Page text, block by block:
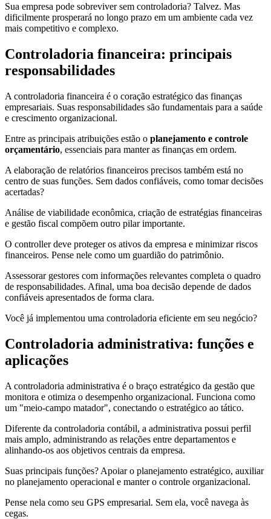
Sua empresa pode sobreviver sem controladoria? Talvez. Mas
dificilmente prosperará no longo prazo em um ambiente cada vez
mais competitivo e complexo.
Controladoria financeira: principais
responsabilidades
A controladoria financeira é o coração estratégico das finanças
empresariais. Suas responsabilidades são fundamentais para a saúde
e crescimento organizacional.
Entre as principais atribuições estão o planejamento e controle
orçamentário, essenciais para manter as finanças em ordem.
A elaboração de relatórios financeiros precisos também está no
centro de suas funções. Sem dados confiáveis, como tomar decisões
acertadas?
Análise de viabilidade econômica, criação de estratégias financeiras
e gestão fiscal compõem outro pilar importante.
O controller deve proteger os ativos da empresa e minimizar riscos
financeiros. Pense nele como um guardião do patrimônio.
Assessorar gestores com informações relevantes completa o quadro
de responsabilidades. Afinal, uma boa decisão depende de dados
confiáveis apresentados de forma clara.
Você já implementou uma controladoria eficiente em seu negócio?
Controladoria administrativa: funções e
aplicações
A controladoria administrativa é o braço estratégico da gestão que
monitora e otimiza o desempenho organizacional. Funciona como
um "meio-campo matador", conectando o estratégico ao tático.
Diferente da controladoria contábil, a administrativa possui perfil
mais amplo, administrando as relações entre departamentos e
alinhando-os aos objetivos centrais da empresa.
Suas principais funções? Apoiar o planejamento estratégico, auxiliar
no planejamento operacional e manter o controle organizacional.
Pense nela como seu GPS empresarial. Sem ela, você navega às
cegas.